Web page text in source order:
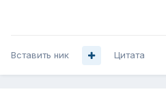
Вставить ник Цитата